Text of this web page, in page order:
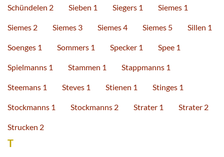
Schündelen 2 Sieben 1 Siegers 1 Siemes 1
Siemes 2 Siemes 3 Siemes 4 Siemes 5 Sillen 1
Soenges 1 Sommers 1 Specker 1 Spee 1
Spielmanns 1 Stammen 1 Stappmanns 1
Steemans 1 Steves 1 Stienen 1 Stinges 1
Stockmanns 1 Stockmanns 2 Strater 1 Strater 2
Strucken 2
T